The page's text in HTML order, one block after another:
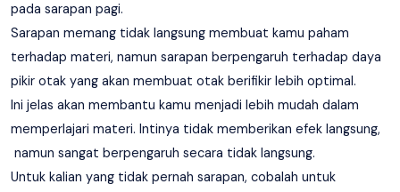
pada sarapan pagi.
Sarapan memang tidak langsung membuat kamu paham
terhadap materi, namun sarapan berpengaruh terhadap daya
pikir otak yang akan membuat otak berifikir lebih optimal.
Ini jelas akan membantu kamu menjadi lebih mudah dalam
memperlajari materi. Intinya tidak memberikan efek langsung,
namun sangat berpengaruh secara tidak langsung.
Untuk kalian yang tidak pernah sarapan, cobalah untuk